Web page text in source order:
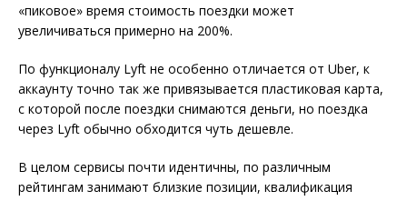
«пиковое» время стоимость поездки может
увеличиваться примерно на 200%.
По функционалу Lyft не особенно отличается от Uber, к
аккаунту точно так же привязывается пластиковая карта,
с которой после поездки снимаются деньги, но поездка
через Lyft обычно обходится чуть дешевле.
В целом сервисы почти идентичны, по различным
рейтингам занимают близкие позиции, квалификация